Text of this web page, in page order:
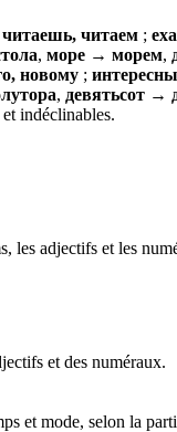
читаем ;
, море → морем,
новому ;
, девятьсот →
indéclinables.
les adjectifs et les
et des numéraux.
et mode, selon la